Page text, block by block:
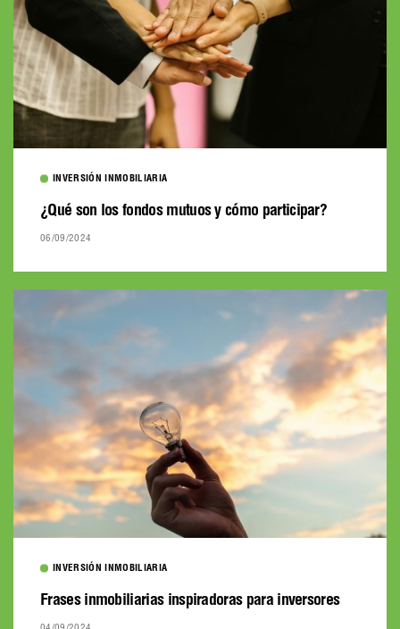
INVERSIÓN INMOBILIARIA
¿Qué son los fondos mutuos y cómo participar?
06/09/2024
INVERSIÓN INMOBILIARIA
Frases inmobiliarias inspiradoras para inversores